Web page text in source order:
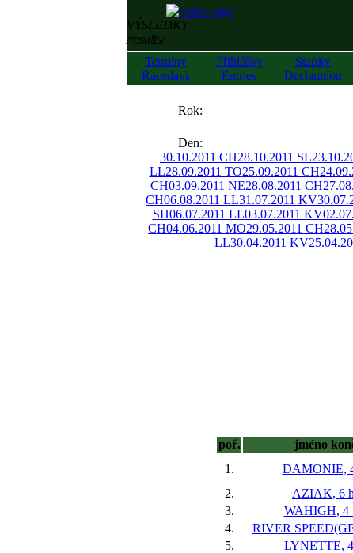
VÝSLEDKY
/results/
Termíny
Racedays
Přihlášky
Entries
Startky
Declaration
Rok:
Den:
30.10.2011 CH28.10.2011 SL
LL28.09.2011 TO25.09.2011 CH
CH03.09.2011 NE28.08.2011 CH
CH06.08.2011 LL31.07.2011 KV
SH06.07.2011 LL03.07.2011 KV
CH04.06.2011 MO29.05.2011 CH
LL30.04.2011 KV
poř.
jméno
1.
DAMONIE,
2.
AZIAK, 6
3.
WAHIGH, 4
4.
RIVER
5.
LYNETTE,